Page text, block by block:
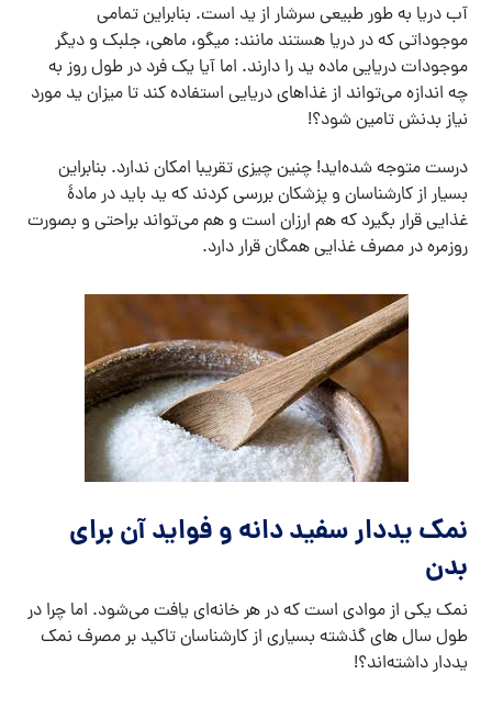
آب دریا به طور طبیعی سرشار از ید است. بنابراین تمامی
موجوداتی که در دریا هستند مانند: میگو، ماهی، جلبک و دیگر
موجودات دریایی ماده ید را دارند. اما آیا یک فرد در طول روز به
چه اندازه می‌تواند از غذاهای دریایی استفاده کند تا میزان ید مورد
نیاز بدنش تامین شود؟!
درست متوجه شده‌اید! چنین چیزی تقریبا امکان ندارد. بنابراین
بسیار از کارشناسان و پزشکان بررسی کردند که ید باید در مادۀ
غذایی قرار بگیرد که هم ارزان است و هم می‌تواند براحتی و بصورت
روزمره در مصرف غذایی همگان قرار دارد.
نمک یددار سفید دانه و فواید آن برای
بدن
نمک یکی از موادی است که در هر خانه‌ای یافت می‌شود. اما چرا در
طول سال های گذشته بسیاری از کارشناسان تاکید بر مصرف نمک
یددار داشته‌اند؟!